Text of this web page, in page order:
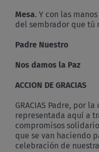
Mesa. Y con las
del sembrador que tú
Padre Nuestro
Nos damos la Paz
ACCION DE GRACIAS
GRACIAS Padre, por
representada aquí a
compromisos
que se van haciendo
celebración de